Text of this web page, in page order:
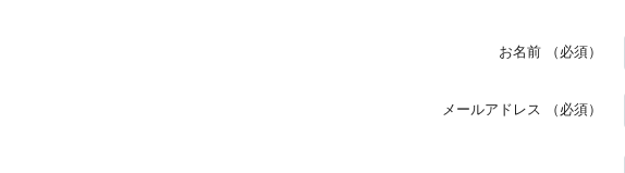
お名前 （必須）
メールアドレス （必須）